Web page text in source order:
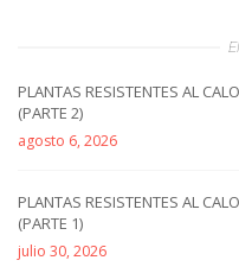
PLANTAS RESISTENTES AL
(PARTE 2)
agosto 6, 2026
PLANTAS RESISTENTES AL
(PARTE 1)
julio 30, 2026